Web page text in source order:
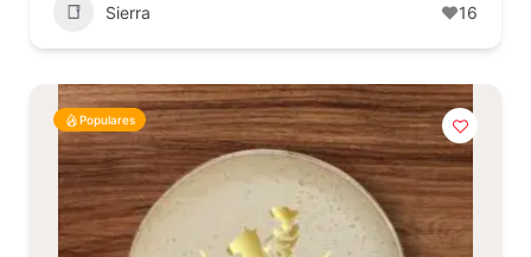
Sierra 16
Populares